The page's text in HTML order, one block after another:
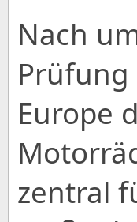
Nach
Europe
zentral